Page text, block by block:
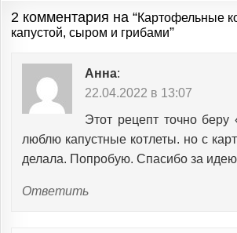
2 комментария на “Картофельные
капустой, сыром и грибами”
Анна:
22.04.2022 в 13:07
Этот рецепт точно беру
люблю капустные котлеты. но с
делала. Попробую. Спасибо за
Ответить